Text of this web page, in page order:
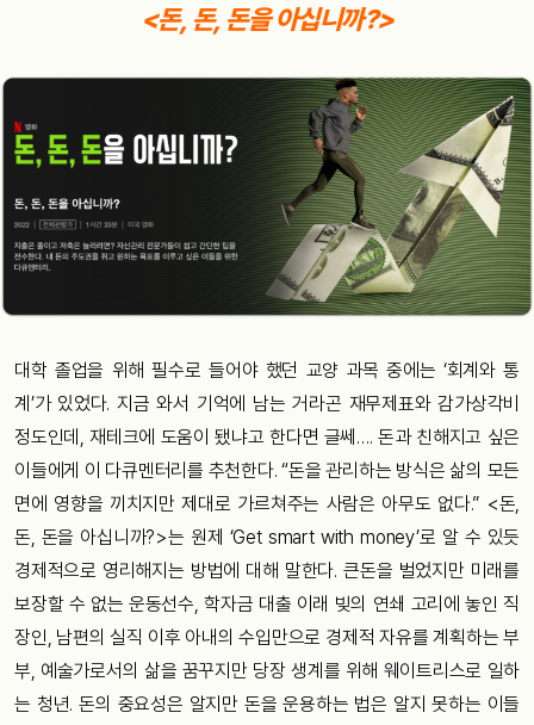
<돈, 돈, 돈을 아십니까?>
대학 졸업을 위해 필수로 들어야 했던 교양 과목 중에는 ‘회계와 통
계’가 있었다. 지금 와서 기억에 남는 거라곤 재무제표와 감가상각비
정도인데, 재테크에 도움이 됐냐고 한다면 글쎄…. 돈과 친해지고 싶은
이들에게 이 다큐멘터리를 추천한다. “돈을 관리하는 방식은 삶의 모든
면에 영향을 끼치지만 제대로 가르쳐주는 사람은 아무도 없다.” <돈,
돈, 돈을 아십니까?>는 원제 ‘Get smart with money’로 알 수 있듯
경제적으로 영리해지는 방법에 대해 말한다. 큰돈을 벌었지만 미래를
보장할 수 없는 운동선수, 학자금 대출 이래 빚의 연쇄 고리에 놓인 직
장인, 남편의 실직 이후 아내의 수입만으로 경제적 자유를 계획하는 부
부, 예술가로서의 삶을 꿈꾸지만 당장 생계를 위해 웨이트리스로 일하
는 청년. 돈의 중요성은 알지만 돈을 운용하는 법은 알지 못하는 이들